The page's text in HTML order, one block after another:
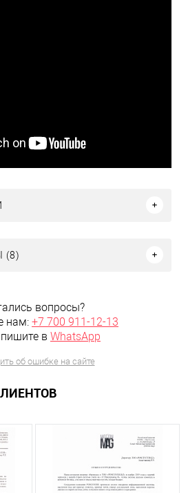
(8)
вопросы?
нам: +7 700 911-12-13
в WhatsApp
об ошибке на сайте